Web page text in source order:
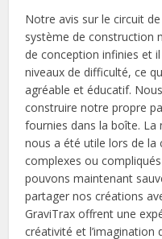
Notre avis sur le circuit
système de construction
de conception infinies et
niveaux de difficulté, ce
agréable et éducatif.
construire notre propre
fournies dans la boîte. La
nous a été utile lors de
complexes ou
pouvons maintenant
partager nos créations
GraviTrax offrent une
créativité et l’imagination